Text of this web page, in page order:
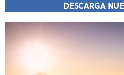
DESCARGA